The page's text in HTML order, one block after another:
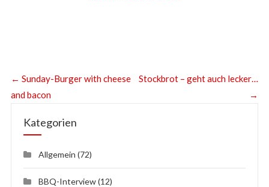
← Sunday-Burger with cheese
and bacon
Stockbrot – geht auch lecker…
→
Kategorien
Allgemein (72)
BBQ-Interview(12)